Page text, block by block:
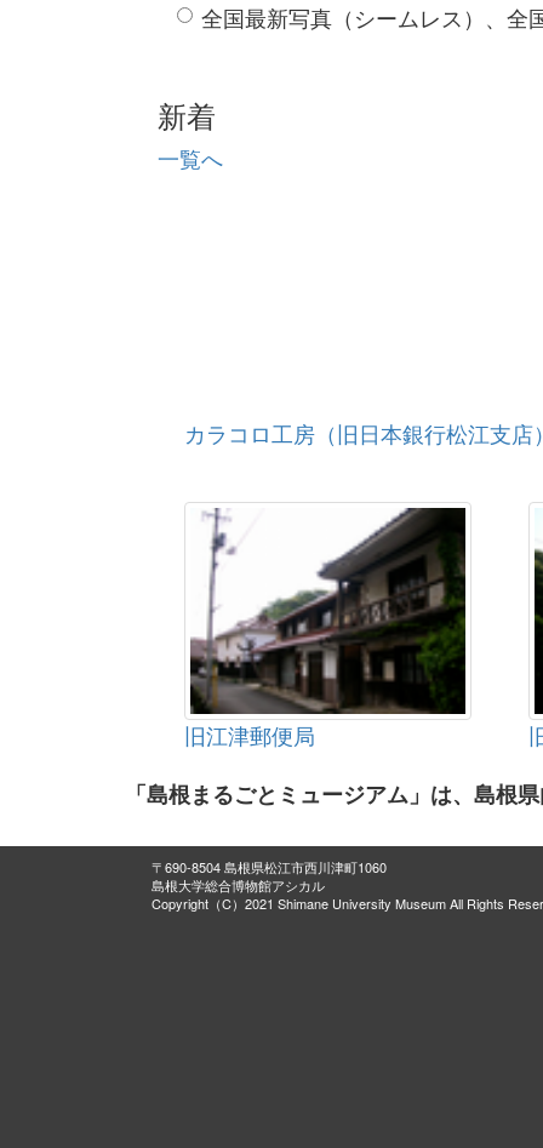
全国最新写真（シームレス）、全
新着
一覧へ
カラコロ工房（旧日本銀行松江支店
旧江津郵便局
「島根まるごとミュージアム」は、島根
〒690-8504 島根県松江市西川津町1060
島根大学総合博物館アシカル
Copyright（C）2021 Shimane University Museum All Rights